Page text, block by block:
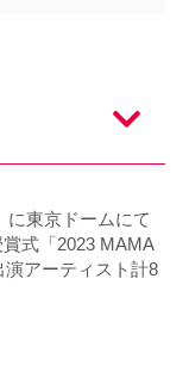
に東京ドームにて
式「2023 MAMA
アーティスト計8